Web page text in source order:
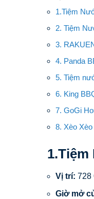
1.Tiệm
2. Tiệm
3.
4. Panda
5. Tiệm
6. King
7. GoGi
8. Xèo
Vị trí: 728
Giờ mở